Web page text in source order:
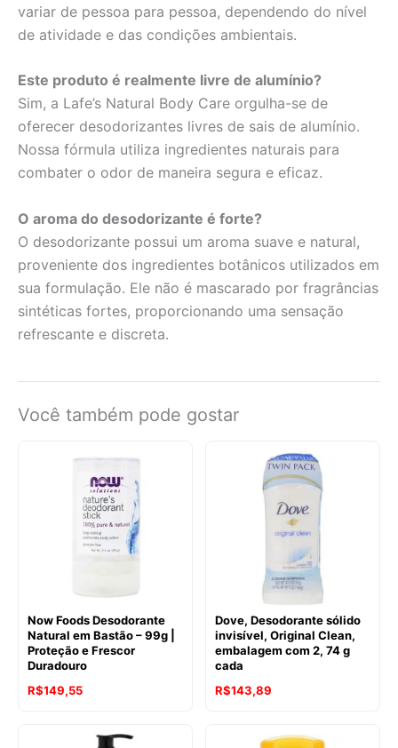
variar de pessoa para pessoa, dependendo do nível
de atividade e das condições ambientais.
Este produto é realmente livre de alumínio?
Sim, a Lafe’s Natural Body Care orgulha-se de
oferecer desodorizantes livres de sais de alumínio.
Nossa fórmula utiliza ingredientes naturais para
combater o odor de maneira segura e eficaz.
O aroma do desodorizante é forte?
O desodorizante possui um aroma suave e natural,
proveniente dos ingredientes botânicos utilizados em
sua formulação. Ele não é mascarado por fragrâncias
sintéticas fortes, proporcionando uma sensação
refrescante e discreta.
Você também pode gostar
Now Foods Desodorante
Natural em Bastão – 99g |
Proteção e Frescor
Duradouro
R$149,55
Dove, Desodorante sólido
invisível, Original Clean,
embalagem com 2, 74 g
cada
R$143,89